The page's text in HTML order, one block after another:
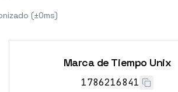
(±0ms)
Marca de Tiempo Unix
1786216842